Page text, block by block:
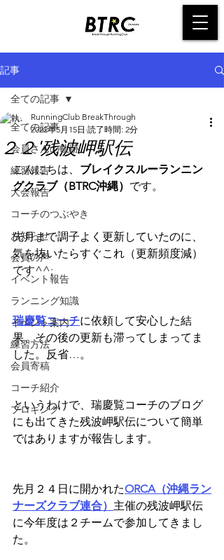
記事
全ての記事
会員さんの軌跡
練習報告
大会報告
コーチのつぶやき
お知らせ
会員の声
イベント報告
ランニング知識
イベント案内
練習方法
会員寄稿
コーチ紹介
プロギング
全ての記事
２２'残波岬駅伝
RunningClub BreakThrough
2022年5月15日 読了時間: 2分
こんにちは、 ブレイクスルーランニン
グクラブ（BTRC沖縄） です。
先月まで調子よく更新していたのに、
気を抜いたらすぐこれ（更新頻度減）
です^^;
瑞慶覧コーチに依頼して安心した結
果、その後の更新も滞ってしまってま
した。反省…。
というわけで、瑞慶覧コーチのブログ
にも出てきた残波岬駅伝について簡単
ではありますが報告します。
先月２４日に開かれたORCA（沖縄ラン
ナーズクラブ連合） 主催の残波岬駅伝
に今年度は２チームで参加してきまし
た。